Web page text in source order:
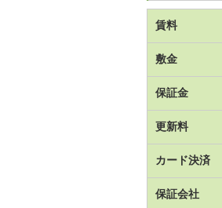
賃料
敷金
保証金
更新料
カード決済
保証会社